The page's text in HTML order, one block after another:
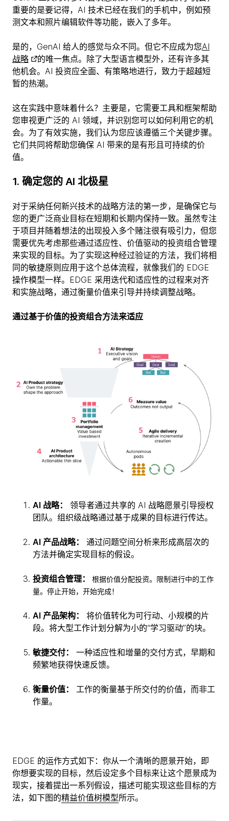
重要的是要记得，AI 技术已经在我们的手机中，例如预
测文本和照片编辑软件等功能，嵌入了多年。
是的，GenAI 给人的感觉与众不同。但它不应成为您AI
战略
的唯一焦点。除了大型语言模型外，还有许多其
他机会。AI 投资应全面、有策略地进行，致力于超越短
暂的热潮。
这在实践中意味着什么？主要是，它需要工具和框架帮助
您审视更广泛的 AI 领域，并识别您可以如何利用它的机
会。为了有效实施，我们认为您应该遵循三个关键步骤。
它们共同将帮助您确保 AI 带来的是有形且可持续的价
值。
1. 确定您的 AI 北极星
对于采纳任何新兴技术的战略方法的第一步，是确保它与
您的更广泛商业目标在短期和长期内保持一致。虽然专注
于项目并随着想法的出现投入多个赌注很有吸引力，但您
需要优先考虑那些通过适应性、价值驱动的投资组合管理
来实现的目标。为了实现这种经过验证的方法，我们将相
同的敏捷原则应用于这个总体流程，就像我们的 EDGE
操作模型一样。EDGE 采用迭代和适应性的过程来对齐
和实施战略，通过衡量价值来引导并持续调整战略。
通过基于价值的投资组合方法来适应
AI 战略：
领导者通过共享的 AI 战略愿景引导授权
团队。组织级战略通过基于成果的目标进行传达。
AI 产品战略：
通过问题空间分析来形成高层次的
方法并确定实现目标的假设。
投资组合管理：
根据价值分配投资。限制进行中的工作
量。停止开始，开始完成！
AI 产品架构：
将价值转化为可行动、小规模的片
段。将大型工作计划分解为小的“学习驱动”的块。
敏捷交付：
一种适应性和增量的交付方式，早期和
频繁地获得快速反馈。
衡量价值：
工作的衡量基于所交付的价值，而非工
作量。
EDGE 的运作方式如下：你从一个清晰的愿景开始，即
你想要实现的目标，然后设定多个目标来让这个愿景成为
现实，接着提出一系列假设，描述可能实现这些目标的方
法，如下图的精益价值树模型所示。